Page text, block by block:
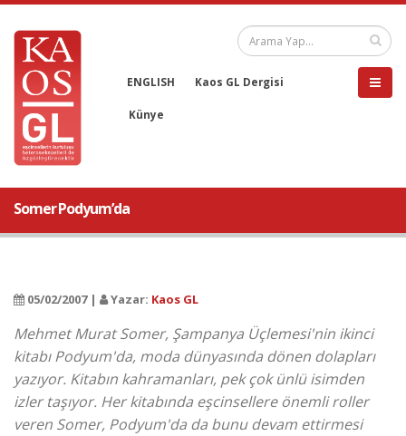
ENGLISH Kaos GL Dergisi
Künye
Somer Podyum’da
05/02/2007 | Yazar: Kaos GL
Mehmet Murat Somer, Şampanya Üçlemesi'nin ikinci
kitabı Podyum'da, moda dünyasında dönen dolapları
yazıyor. Kitabın kahramanları, pek çok ünlü isimden
izler taşıyor. Her kitabında eşcinsellere önemli roller
veren Somer, Podyum'da da bunu devam ettirmesi